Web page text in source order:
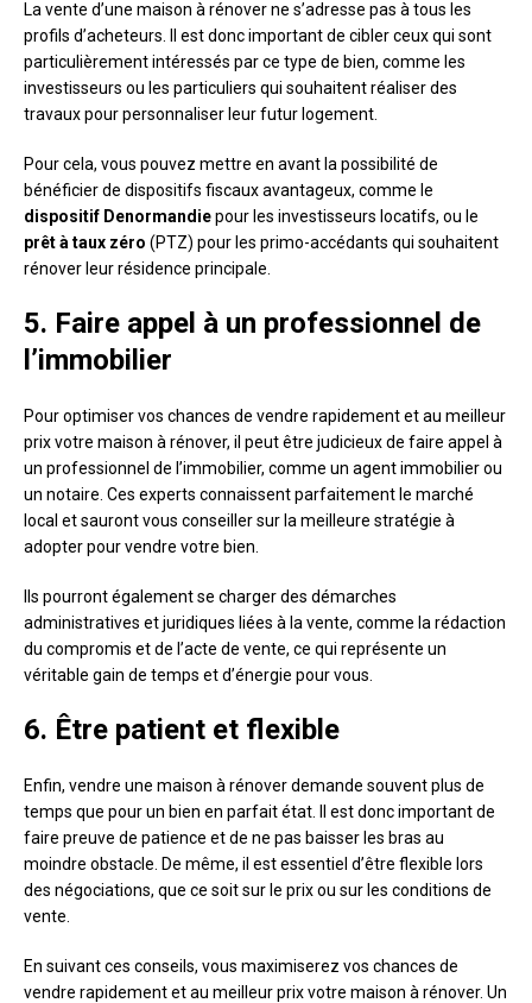
La vente d’une maison à rénover ne s’adresse pas à tous les
profils d’acheteurs. Il est donc important de cibler ceux qui sont
particulièrement intéressés par ce type de bien, comme les
investisseurs ou les particuliers qui souhaitent réaliser des
travaux pour personnaliser leur futur logement.
Pour cela, vous pouvez mettre en avant la possibilité de
bénéficier de dispositifs fiscaux avantageux, comme le
dispositif Denormandiepour les investisseurs locatifs, ou le
prêt à taux zéro (PTZ) pour les primo-accédants qui souhaitent
rénover leur résidence principale.
5. Faire appel à un professionnel de
l’immobilier
Pour optimiser vos chances de vendre rapidement et au meilleur
prix votre maison à rénover, il peut être judicieux de faire appel à
un professionnel de l’immobilier, comme un agent immobilier ou
un notaire. Ces experts connaissent parfaitement le marché
local et sauront vous conseiller sur la meilleure stratégie à
adopter pour vendre votre bien.
Ils pourront également se charger des démarches
administratives et juridiques liées à la vente, comme la rédaction
du compromis et de l’acte de vente, ce qui représente un
véritable gain de temps et d’énergie pour vous.
6. Être patient et flexible
Enfin, vendre une maison à rénover demande souvent plus de
temps que pour un bien en parfait état. Il est donc important de
faire preuve de patience et de ne pas baisser les bras au
moindre obstacle. De même, il est essentiel d’être flexible lors
des négociations, que ce soit sur le prix ou sur les conditions de
vente.
En suivant ces conseils, vous maximiserez vos chances de
vendre rapidement et au meilleur prix votre maison à rénover. Un